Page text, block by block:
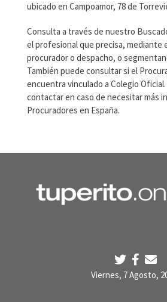
ubicado en Campoamor, 78 de
Consulta a través de nuestro
el profesional que precisa, mediante
procurador o despacho, o
También puede consultar si el
encuentra vinculado a Colegio
contactar en caso de necesitar más
Procuradores en España.
Viernes, 7 Agosto,